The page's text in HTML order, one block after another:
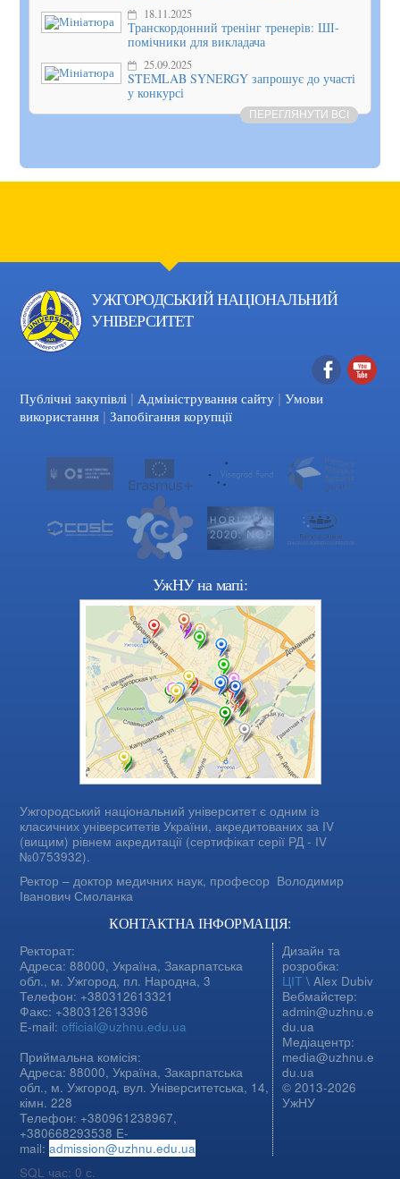
18.11.2025
Транскордонний тренінг тренерів: ШІ-
помічники для викладача
25.09.2025
STEMLAB SYNERGY запрошує до участі
у конкурсі
ПЕРЕГЛЯНУТИ ВСІ
УЖГОРОДСЬКИЙ НАЦІОНАЛЬНИЙ
УНІВЕРСИТЕТ
Facebook
Публічні закупівлі | Адміністрування сайту | Умови
використання | Запобігання корупції
УжНУ на мапі:
Ужгородський національний університет є одним із
класичних університетів України, акредитованих за IV
(вищим) рівнем акредитації (сертифікат серії РД - IV
№0753932).
Ректор – доктор медичних наук, професор Володимир
Іванович Смоланка
КОНТАКТНА ІНФОРМАЦІЯ:
Ректорат:
Адреса: 88000, Україна, Закарпатська
обл., м. Ужгород, пл. Народна, 3
Телефон: +380312613321
Факс: +380312613396
E-mail:official@uzhnu.edu.ua
Приймальна комісія:
Адреса: 88000, Україна, Закарпатська
обл., м. Ужгород, вул. Університетська, 14,
кімн. 228
Телефон: +380961238967,
+380668293538 E-
mail:admission@uzhnu.edu.ua
Дизайн та
розробка:
ЦІТ \ Alex Dubiv
Вебмайстер:
admin@uzhnu.e
du.ua
Медіацентр:
media@uzhnu.e
du.ua
© 2013-2026
УжНУ
SQL час: 0 с.